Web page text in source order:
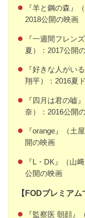
『羊と鋼の森』
2018公開の映画
『一週間フレン
夏）：2017公開
『好きな人がい
翔平）：2016夏
『四月は君の嘘
奈）：2016公開
『orange』（土
開の映画
『L・DK』（山
公開の映画
【FODプレミア
『監察医 朝顔』